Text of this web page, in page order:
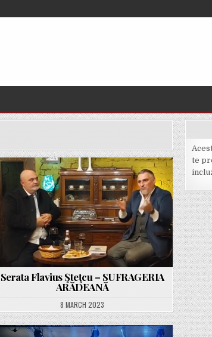
Posted
in
Serata Flavius Şteţcu – SUFRAGERIA
ARĂDEANĂ
8 MARCH 2023
te